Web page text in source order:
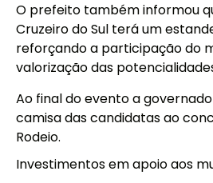
O prefeito também informou
Cruzeiro do Sul terá um
reforçando a participação do
valorização das
Ao final do evento a
camisa das candidatas ao
Rodeio.
Investimentos em apoio aos